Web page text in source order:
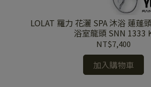
LOLAT 羅力 花灑 SPA 沐浴 蓮蓬
浴室龍頭 SNN 1333
NT$7,400
加入購物車